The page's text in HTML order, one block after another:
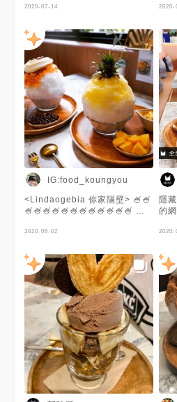
到客人時店家打電話通知 第一
壁(台語)」 給人滿滿的親切感😚
- 【焦焦好朋友】 這麼豐富的冰
居然只要150元！ 一份冰就有奶
蓋 海鹽焦糖牛奶醬 焦糖布丁 碎
餅乾 香濃奶蓋搭著冰 淋上焦糖
醬 配上布丁🍮 整份吃起來用滿
足來形容最適合了🥰 除了招牌
的泰奶冰 這個口味有很推薦哦
～ 【檸檬清冰（藍色）】 這道
適合喜歡簡單清爽口味的人 酸
度剛好的檸檬汁在夏天吃真的很
消暑 - 舒適的用餐環境加上美味
的冰品很適合跟好友相約來吃
季節限定的芒果超人氣 頤晞當
天想吃就賣完了😭 大家趕快去
吃分享芒果口味的冰🤤 🔺低消
每人一份餐點 #嘉義#西區 #頤
2020-07-14 2020-
IG:food_koungyou
<Lindaogebia 你家隔壁> 🍧🍧
🍧🍧🍧🍧🍧🍧🍧🍧🍧🍧🍧🍧 嘉
就已經生意很好了，加上最近天
要排隊！ 店裡的冰的口味還蠻
多種的，而且都很有創意，不管
是冰品的名字，或是冰的擺盤，
我都很喜歡！ 🍍🍍🍍🍍🍍🍍🍍
🍍🍍🍍🍍🍍🍍🍍 🔸泰國鄰居的
珍珠奶茶 🔸你家隔壁的小小冰
今天點的這兩款都還蠻好吃的，
只是我不太喜歡過甜的東西，因
此我比較喜歡《小小冰》，裡頭
的鳳梨跟百香果，酸酸甜甜的，
我頗愛的！ 當然這裡也有其他
的品項，如果有來嘉義玩，推薦
可以來吃看看！
2020-06-02
隱
的
上
價
網美
2020-